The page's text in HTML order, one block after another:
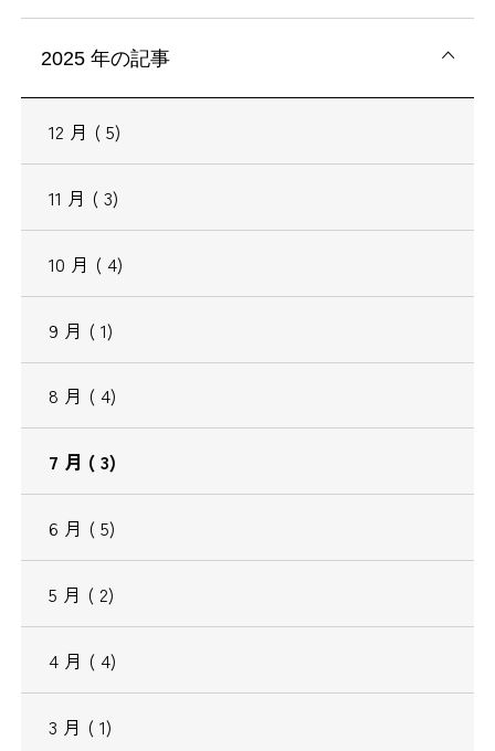
2025 年の記事
12 月 ( 5)
11 月 ( 3)
10 月 ( 4)
9 月 ( 1)
8 月 ( 4)
7 月 ( 3)
6 月 ( 5)
5 月 ( 2)
4 月 ( 4)
3 月 ( 1)